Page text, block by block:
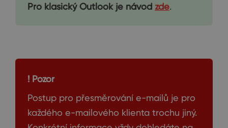
Pro klasický Outlook je návod zde.
! Pozor
Postup pro přesměrování e-mailů je pro
každého e-mailového klienta trochu jiný.